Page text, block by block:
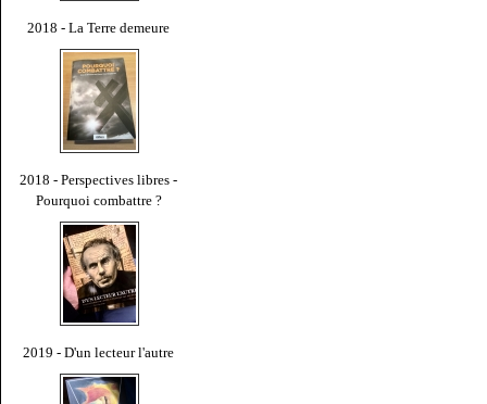
2018 - La Terre demeure
2018 - Perspectives libres -
Pourquoi combattre ?
2019 - D'un lecteur l'autre